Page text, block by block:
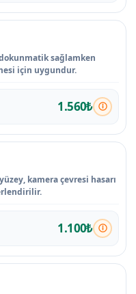
sağlamken
için uygundur.
1.560₺
kamera çevresi hasarı
1.100₺